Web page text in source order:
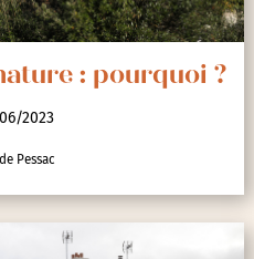
: pourquoi ?
2023
Pessac